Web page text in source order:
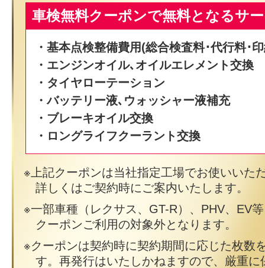
車検無料クーポンで無料となるサ
・基本点検整備費用(総合検査料･代行料･
・エンジンオイル､オイルエレメント交換
・タイヤローテーション
・バッテリー液､ウォッシャー液補充
・ブレーキオイル交換
・ロングライフクーラント交換
上記クーポンは当社指定工場でお使いいた
詳しくはご契約時にご案内いたします。
一部車種（レクサス、GT-R）、PHV、EV
クーポンご利用の対象外となります。
クーポンは契約時に契約期間に応じた枚数
す。再発行はいたしかねますので、厳重に